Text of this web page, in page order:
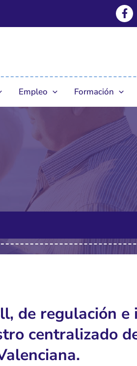
Facebook-f
Empleo Formación
de regulación
centralizado